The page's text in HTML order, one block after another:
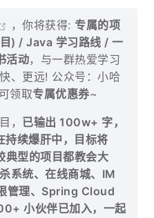
，你将获得:专属的项
) / Java 学习路线 / 一
活动，与一群热爱学习
领取专属优惠券~
，已输出 100w+ 字，
续爆肝中，目标将
典型的项目都教会大
系统、在线商城、IM